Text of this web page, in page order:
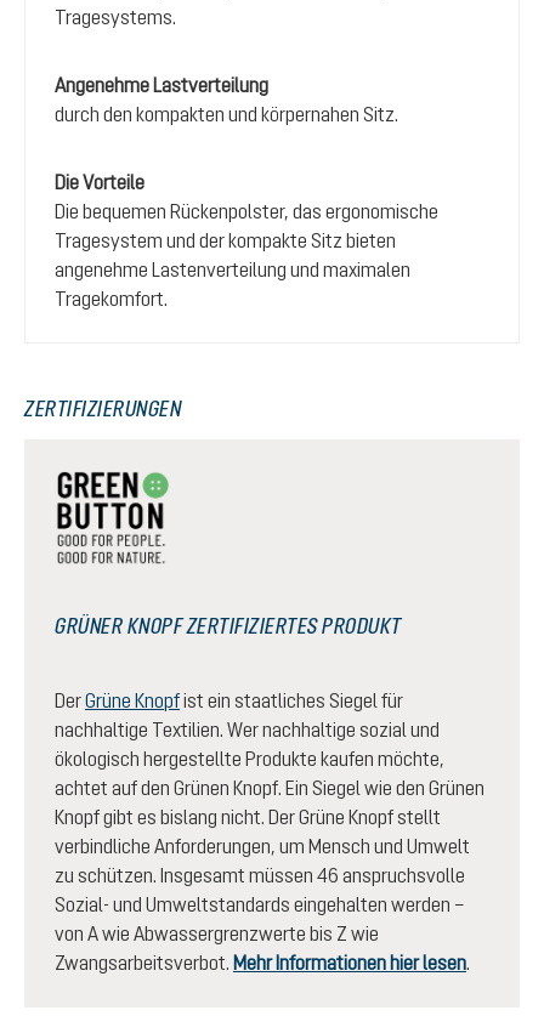
Tragesystems.
Angenehme Lastverteilung
durch den kompakten und körpernahen Sitz.
Die Vorteile
Die bequemen Rückenpolster, das ergonomische
Tragesystem und der kompakte Sitz bieten
angenehme Lastenverteilung und maximalen
Tragekomfort.
ZERTIFIZIERUNGEN
GRÜNER KNOPF ZERTIFIZIERTES PRODUKT
DerGrüne Knopfist ein staatliches Siegel für
nachhaltige Textilien. Wer nachhaltige sozial und
ökologisch hergestellte Produkte kaufen möchte,
achtet auf den Grünen Knopf. Ein Siegel wie den Grünen
Knopf gibt es bislang nicht. Der Grüne Knopf stellt
verbindliche Anforderungen, um Mensch und Umwelt
zu schützen. Insgesamt müssen 46 anspruchsvolle
Sozial- und Umweltstandards eingehalten werden –
von A wie Abwassergrenzwerte bis Z wie
Zwangsarbeitsverbot. Mehr Informationen hier lesen